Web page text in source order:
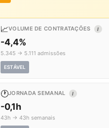
📈VOLUME DE CONTRATAÇÕES I
-4,4%
5.345 → 5.111 admissões
ESTÁVEL
🕐JORNADA SEMANAL I
-0,1h
43h → 43h semanais